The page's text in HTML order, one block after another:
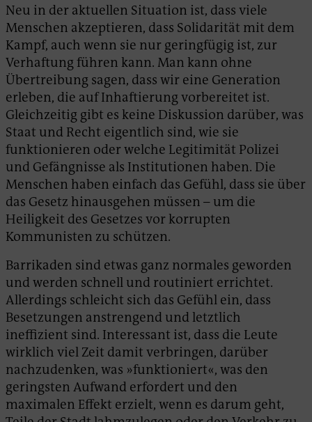
Neu in der aktuellen Situation ist, dass viele
Menschen akzeptieren, dass Solidarität mit dem
Kampf, auch wenn sie nur geringfügig ist, zur
Verhaftung führen kann. Man kann ohne
Übertreibung sagen, dass wir eine Generation
erleben, die auf Inhaftierung vorbereitet ist.
Gleichzeitig gibt es keine Diskussion darüber, was
Staat und Recht eigentlich sind, wie sie
funktionieren oder welche Legitimität Polizei
und Gefängnisse als Institutionen haben. Die
Menschen haben einfach das Gefühl, dass sie über
das Gesetz hinausgehen müssen – um die
Heiligkeit des Gesetzes vor korrupten
Kommunisten zu schützen.
Barrikaden sind etwas ganz normales geworden
und werden schnell und routiniert errichtet.
Allerdings schleicht sich das Gefühl ein, dass
Besetzungen anstrengend und letztlich
ineffizient sind. Interessant ist, dass die Leute
wirklich viel Zeit damit verbringen, darüber
nachzudenken, was »funktioniert«, was den
geringsten Aufwand erfordert und den
maximalen Effekt erzielt, wenn es darum geht,